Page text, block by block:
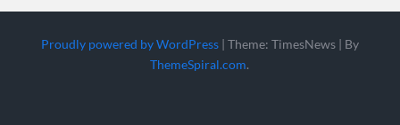
Proudly powered by WordPress | Theme: TimesNews | By
ThemeSpiral.com.